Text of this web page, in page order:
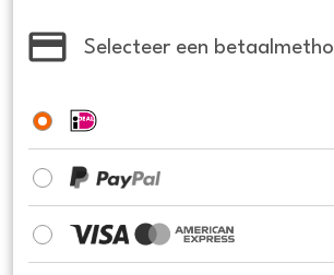
Selecteer een